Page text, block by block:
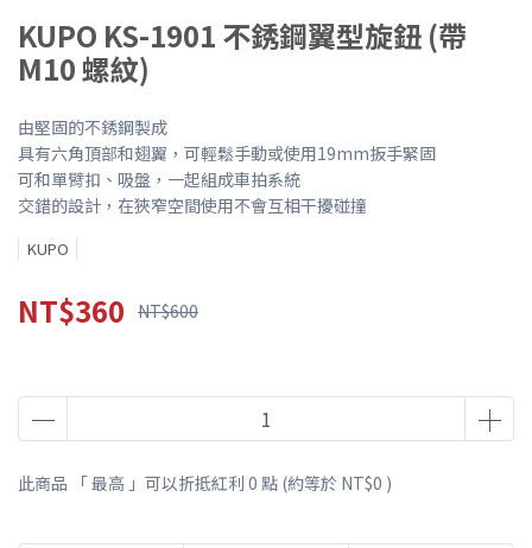
KUPO KS-1901 不銹鋼翼型旋鈕 (帶
M10 螺紋)
由堅固的不銹鋼製成
具有六角頂部和翅翼，可輕鬆手動或使用19mm扳手緊固
可和單臂扣、吸盤，一起組成車拍系統
交錯的設計，在狹窄空間使用不會互相干擾碰撞
KUPO
NT$360 NT$600
此商品 「 最高 」可以折抵紅利 0 點 (約等於 NT$0 )